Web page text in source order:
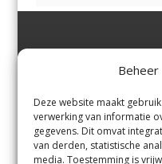
Deze website maakt
verwerking van informatie
gegevens. Dit omvat
van derden, statistische
media. Toestemming is
Margadantstraat 34
0255-533900
info@jutter.nlof
st.nl